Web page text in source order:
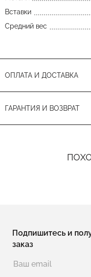
Вставки
Средний вес
ОПЛАТА И ДОСТАВКА
ГАРАНТИЯ И ВОЗВРАТ
Подпишитесь и
заказ